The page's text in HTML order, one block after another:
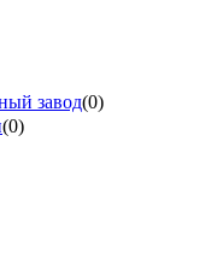
завод(0)
(0)